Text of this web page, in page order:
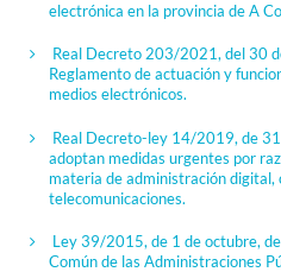
electrónica en la provincia de A
Real Decreto 203/2021, del 30
Reglamento de actuación y
medios electrónicos.
Real Decreto-ley 14/2019, de
adoptan medidas urgentes por
materia de administración
telecomunicaciones.
Ley 39/2015, de 1 de octubre,
Común de las Administraciones